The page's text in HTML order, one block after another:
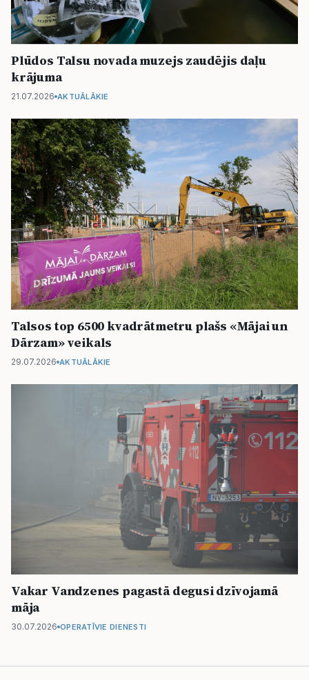
Plūdos Talsu novada muzejs zaudējis daļu
krājuma
21.07.2026 AKTUĀLĀKIE
Talsos top 6500 kvadrātmetru plašs «Mājai un
Dārzam» veikals
29.07.2026 AKTUĀLĀKIE
Vakar Vandzenes pagastā degusi dzīvojamā
māja
30.07.2026 OPERATĪVIE DIENESTI